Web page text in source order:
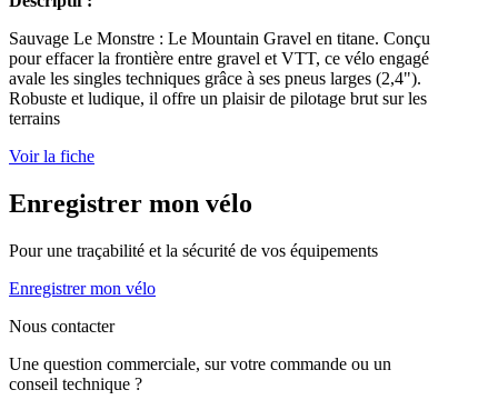
Sauvage Le Monstre : Le Mountain Gravel en titane. Conçu
pour effacer la frontière entre gravel et VTT, ce vélo engagé
avale les singles techniques grâce à ses pneus larges (2,4").
Robuste et ludique, il offre un plaisir de pilotage brut sur les
terrains
Voir la fiche
Enregistrer mon vélo
Pour une traçabilité et la sécurité de vos équipements
Enregistrer mon vélo
Nous contacter
Une question commerciale, sur votre commande ou un
conseil technique ?